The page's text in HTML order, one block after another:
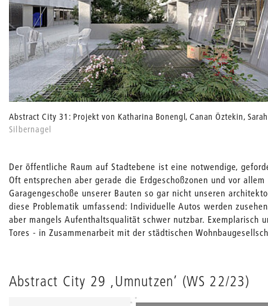
Abstract City 31: Projekt von Katharina Bonengl, Canan Öztekin,
Silbernagel
Der öffentliche Raum auf Stadtebene ist eine notwendige,
Oft entsprechen aber gerade die Erdgeschoßzonen und vor
Garagengeschoße unserer Bauten so gar nicht unseren
diese Problematik umfassend: Individuelle Autos werden
aber mangels Aufenthaltsqualität schwer nutzbar. Exemplarisch
Tores - in Zusammenarbeit mit der städtischen
Abstract City 29 ‚Umnutzen’ (WS 22/23)